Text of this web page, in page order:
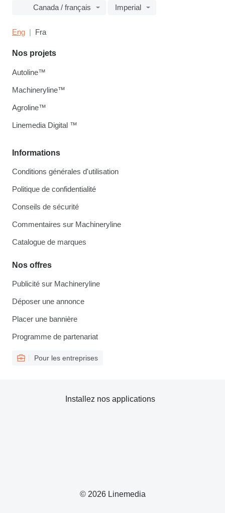
Canada / français Imperial
Eng Fra
Informations
Conditions générales d'utilisation
Politique de confidentialité
Conseils de sécurité
Commentaires sur Machineryline
Catalogue de marques
Nos offres
Publicité sur Machineryline
Déposer une annonce
Placer une bannière
Programme de partenariat
Pour les entreprises
Nos projets
Autoline™
Machineryline™
Agroline™
Linemedia Digital ™
© 2026 Linemedia
Installez nos applications